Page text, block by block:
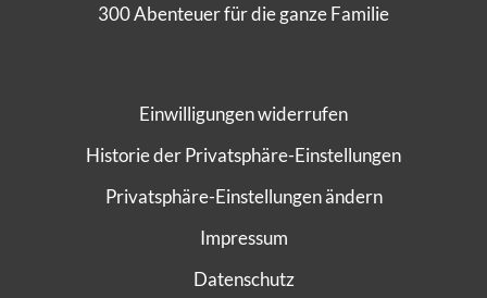
300 Abenteuer für die ganze Familie
Einwilligungen widerrufen
Historie der Privatsphäre-Einstellungen
Privatsphäre-Einstellungen ändern
Impressum
Datenschutz